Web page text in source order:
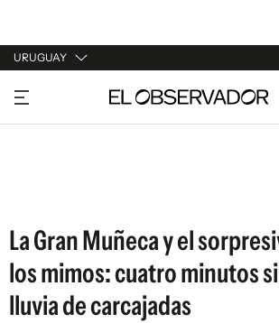
URUGUAY
URUGUAY
ARGENTINA
La Gran Muñeca y el
los mimos: cuatro minutos
lluvia de carcajadas